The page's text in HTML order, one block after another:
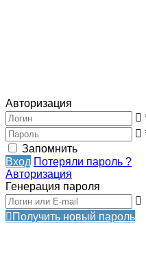
Авторизация
Запомнить
Вход Потеряли пароль ?
Авторизация
Генерация пароля
Получить новый пароль